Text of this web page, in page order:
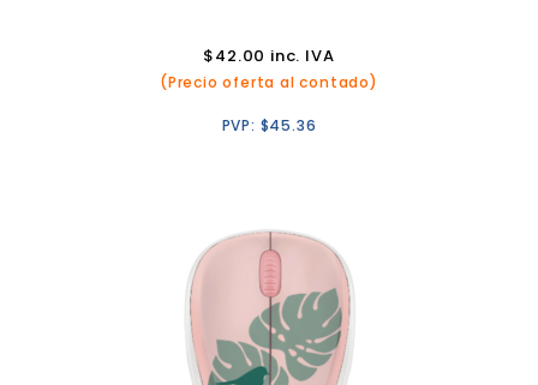
$42.00 inc. IVA
(Precio oferta al contado)
PVP: $45.36